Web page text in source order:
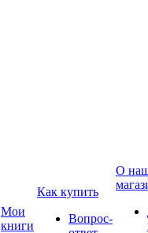
Мои
книги
Как купить
Вопрос-
О